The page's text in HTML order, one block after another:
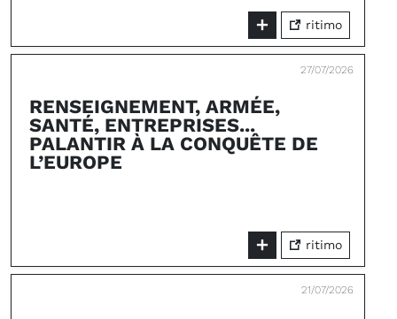
ritimo
27/07/2026
RENSEIGNEMENT, ARMÉE,
SANTÉ, ENTREPRISES...
PALANTIR À LA CONQUÊTE DE
L’EUROPE
ritimo
21/07/2026